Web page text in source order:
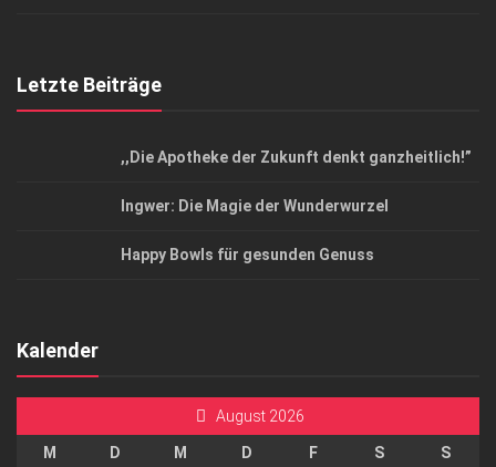
Letzte Beiträge
,,Die Apotheke der Zukunft denkt ganzheitlich!”
Ingwer: Die Magie der Wunderwurzel
Happy Bowls für gesunden Genuss
Kalender
August 2026
M D M D F S S